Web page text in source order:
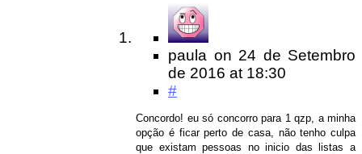
paula on 24 de Setembro
de 2016 at 18:30
#
Concordo! eu só concorro para 1 qzp, a minha
opção é ficar perto de casa, não tenho culpa
que existam pessoas no inicio das listas a